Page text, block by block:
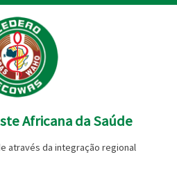
Africana da Saúde
através da integração regional